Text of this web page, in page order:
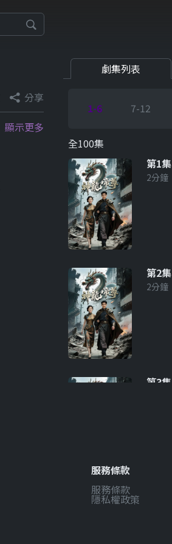
分享
顯示更多
劇集列表
1-6 7-12
全100集
第1集
2分鐘
第2集
2分鐘
第3集
服務條款
服務條款
隱私權政策